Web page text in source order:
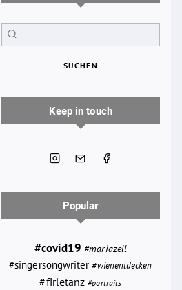
SUCHEN
Keep in touch
Popular
#covid19 #mariazell
#singersongwriter #wienentdecken
#firletanz #portraits